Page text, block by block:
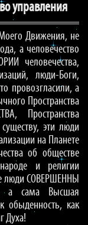
управления
Движения, не
а человечество
человечества,
люди-Боги,
провозгласили, а
Пространства
Пространства
эти люди
на Планете
об обществе
и религии
люди СОВЕРШЕННЫ
а сама Высшая
обыденность, как
Духа!